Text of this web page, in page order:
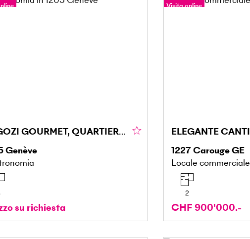
NEGOZI GOURMET, QUARTIERI VIVACI
Genève
su richiesta
Visita online
1227Carouge GE
Locale commerciale
2
CHF 900'000.-